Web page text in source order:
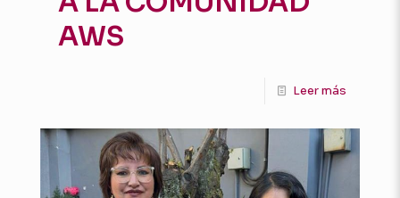
AWS
Leer más